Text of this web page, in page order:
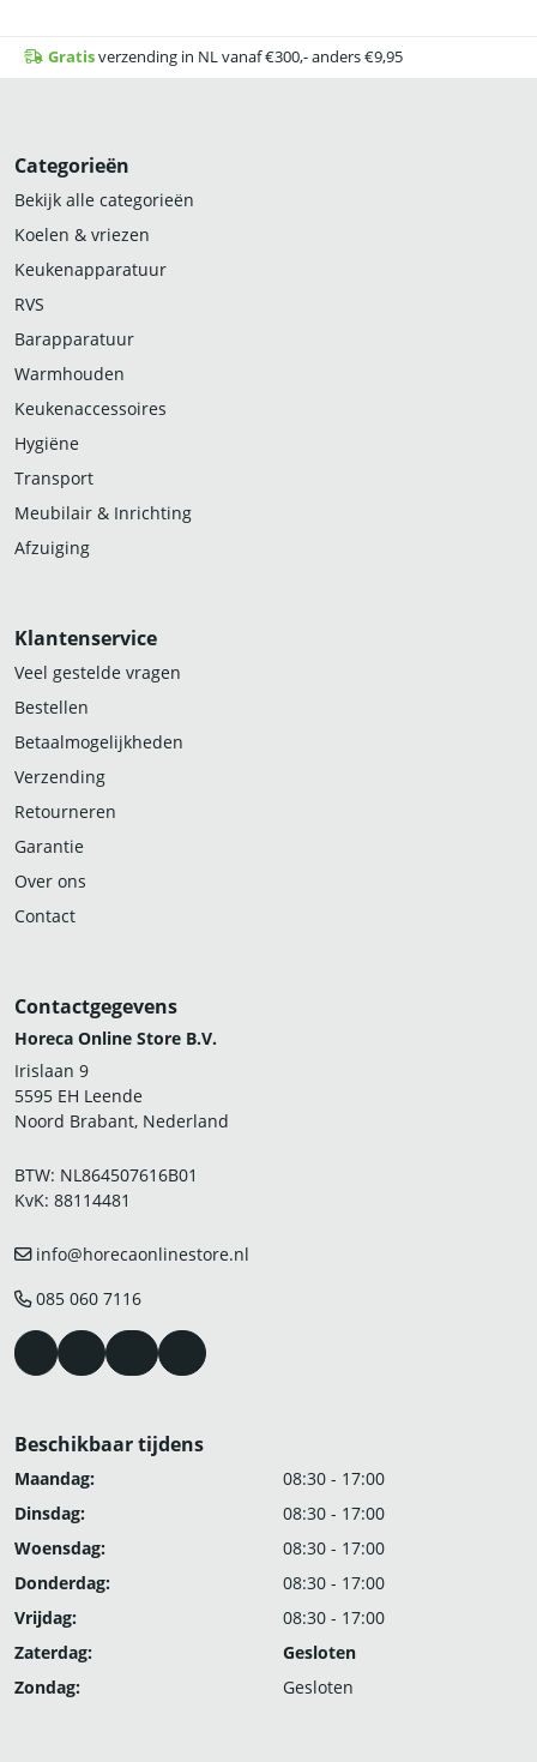
Gratisverzending in NL vanaf €300,- anders €9,95
Categorieën
Bekijk alle categorieën
Koelen & vriezen
Keukenapparatuur
RVS
Barapparatuur
Warmhouden
Keukenaccessoires
Hygiëne
Transport
Meubilair & Inrichting
Afzuiging
Klantenservice
Veel gestelde vragen
Bestellen
Betaalmogelijkheden
Verzending
Retourneren
Garantie
Over ons
Contact
Contactgegevens
Horeca Online Store B.V.
Irislaan 9
5595 EH Leende
Noord Brabant, Nederland
BTW: NL864507616B01
KvK: 88114481
info@horecaonlinestore.nl
085 060 7116
Beschikbaar tijdens
Maandag:
08:30 - 17:00
Dinsdag:
08:30 - 17:00
Woensdag:
08:30 - 17:00
Donderdag:
08:30 - 17:00
Vrijdag:
08:30 - 17:00
Zaterdag:
Gesloten
Zondag:
Gesloten